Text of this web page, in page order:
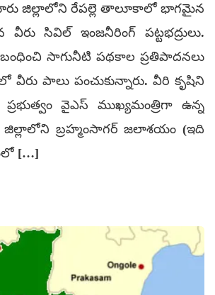
జిల్లాలోని రేపల్లె తాలూకాలో భాగమైన
సివిల్ ఇంజనీరింగ్ పట్టభద్రులు.
సాగునీటి పథకాల ప్రతిపాదనలు
పాలు పంచుకున్నారు. వీరి కృషిని
ప్రభుత్వం వైఎస్ ముఖ్యమంత్రిగా ఉన్న
బ్రహ్మంసాగర్ జలాశయం (ఇది
[…]